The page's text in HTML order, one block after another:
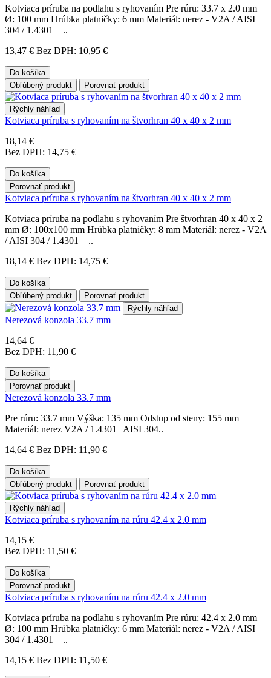
Kotviaca príruba na podlahu s ryhovaním Pre rúru: 33.7 x 2.0 mm
Ø: 100 mm Hrúbka platničky: 6 mm Materiál: nerez - V2A / AISI
304 / 1.4301 ..
13,47 € Bez DPH: 10,95 €
Do košíka
Obľúbený produkt
Porovnať produkt
Rýchly náhľad
Kotviaca príruba s ryhovaním na štvorhran 40 x 40 x 2 mm
18,14 €
Bez DPH: 14,75 €
Do košíka
Porovnať produkt
Kotviaca príruba s ryhovaním na štvorhran 40 x 40 x 2 mm
Kotviaca príruba na podlahu s ryhovaním Pre štvorhran 40 x 40 x 2
mm Ø: 100x100 mm Hrúbka platničky: 8 mm Materiál: nerez - V2A
/ AISI 304 / 1.4301 ..
18,14 € Bez DPH: 14,75 €
Do košíka
Obľúbený produkt
Porovnať produkt
Rýchly náhľad
Nerezová konzola 33.7 mm
14,64 €
Bez DPH: 11,90 €
Do košíka
Porovnať produkt
Nerezová konzola 33.7 mm
Pre rúru: 33.7 mm Výška: 135 mm Odstup od steny: 155 mm
Materiál: nerez V2A / 1.4301 | AISI 304..
14,64 € Bez DPH: 11,90 €
Do košíka
Obľúbený produkt
Porovnať produkt
Rýchly náhľad
Kotviaca príruba s ryhovaním na rúru 42.4 x 2.0 mm
14,15 €
Bez DPH: 11,50 €
Do košíka
Porovnať produkt
Kotviaca príruba s ryhovaním na rúru 42.4 x 2.0 mm
Kotviaca príruba na podlahu s ryhovaním Pre rúru: 42.4 x 2.0 mm
Ø: 100 mm Hrúbka platničky: 6 mm Materiál: nerez - V2A / AISI
304 / 1.4301 ..
14,15 € Bez DPH: 11,50 €